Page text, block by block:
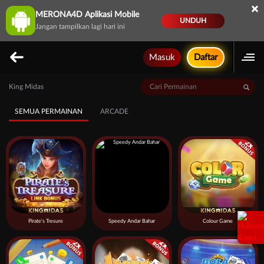
MERONA4D Aplikasi Mobile
Jangan tampilkan lagi hari ini
UNDUH
×
Masuk Daftar
King Midas
SEMUA PERMAINAN ARCADE
Pirate's Tresure Speedy Andar Bahar Colour Game